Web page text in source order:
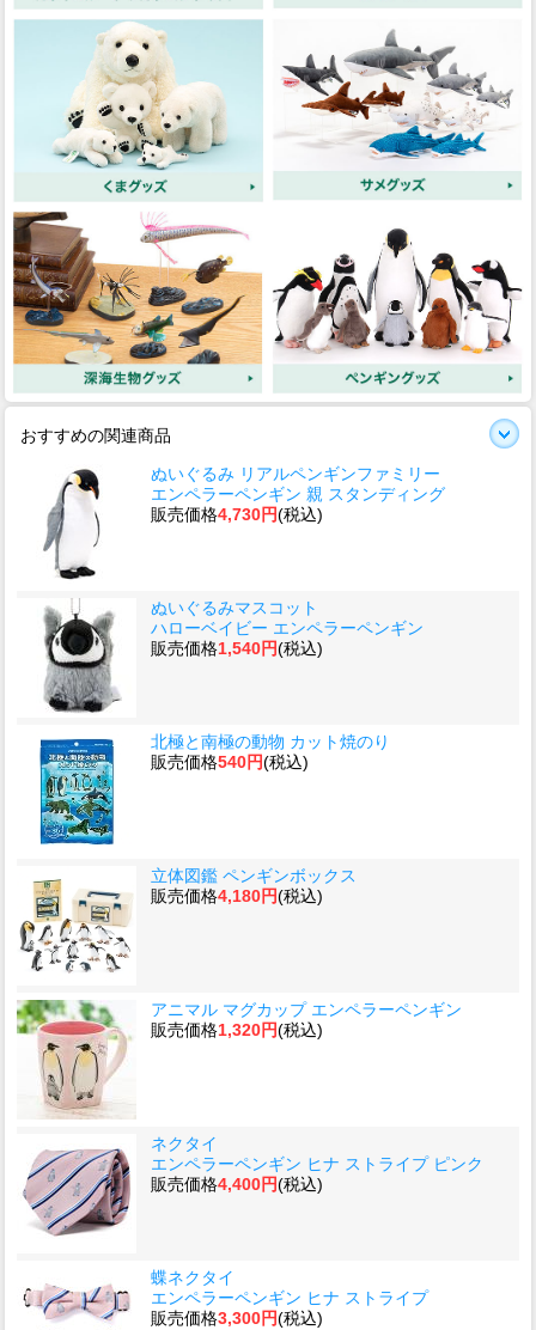
おすすめの関連商品
ぬいぐるみ リアルペンギンファミリー
エンペラーペンギン 親 スタンディング
販売価格4,730円(税込)
ぬいぐるみマスコット
ハローベイビー エンペラーペンギン
販売価格1,540円(税込)
北極と南極の動物 カット焼のり
販売価格540円(税込)
立体図鑑 ペンギンボックス
販売価格4,180円(税込)
アニマル マグカップ エンペラーペンギン
販売価格1,320円(税込)
ネクタイ
エンペラーペンギン ヒナ ストライプ ピンク
販売価格4,400円(税込)
蝶ネクタイ
エンペラーペンギン ヒナ ストライプ
販売価格3,300円(税込)